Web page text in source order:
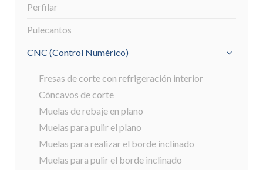
Perfilar
Pulecantos
CNC (Control Numérico)
Fresas de corte con refrigeración interior
Cóncavos de corte
Muelas de rebaje en plano
Muelas para pulir el plano
Muelas para realizar el borde inclinado
Muelas para pulir el borde inclinado